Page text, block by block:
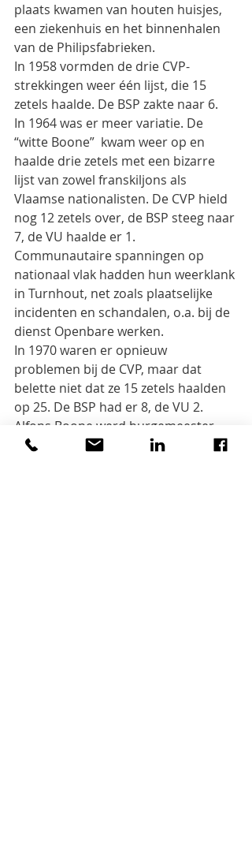
plaats kwamen van houten huisjes,
een ziekenhuis en het binnenhalen
van de Philipsfabrieken.
In 1958 vormden de drie CVP-
strekkingen weer één lijst, die 15
zetels haalde. De BSP zakte naar 6.
In 1964 was er meer variatie. De
“witte Boone”  kwam weer op en
haalde drie zetels met een bizarre
lijst van zowel franskiljons als
Vlaamse nationalisten. De CVP hield
nog 12 zetels over, de BSP steeg naar
7, de VU haalde er 1.
Communautaire spanningen op
nationaal vlak hadden hun weerklank
in Turnhout, net zoals plaatselijke
incidenten en schandalen, o.a. bij de
dienst Openbare werken.
In 1970 waren er opnieuw
problemen bij de CVP, maar dat
belette niet dat ze 15 zetels haalden
op 25. De BSP had er 8, de VU 2.
Alfons Boone werd burgemeester,
hoewel Richard Proost 709 stemmen